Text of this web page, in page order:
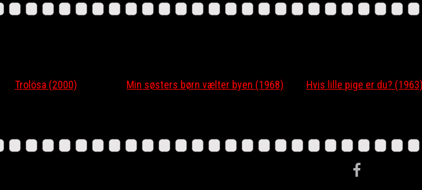
Trolösa (2000) Min søsters børn vælter byen (1968) Hvis lille pige er du? (1963)